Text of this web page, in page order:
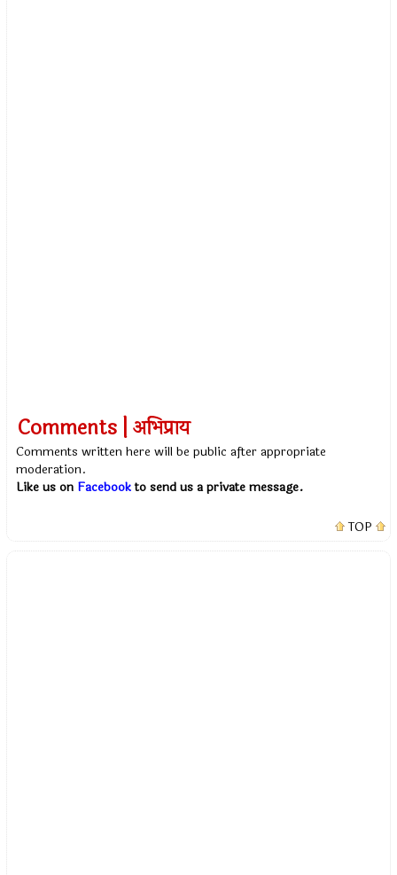
Comments | अभिप्राय
Comments written here will be public after appropriate
moderation.
Like us on Facebookto send us a private message.
TOP